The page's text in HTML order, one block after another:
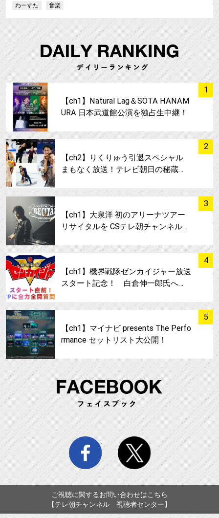
わーすた
音楽
1
【ch1】Natural Lag＆SOTA HANAM
URA 日本武道館公演を独占生中継！
2
サムネイル
【ch2】りくりゅう引退スペシャル
まもなく放送！テレビ朝日の秘蔵…
3
【ch1】大泉洋 初のアリーナツアー
リサイタルを CSテレ朝チャンネル…
4
サムネイル
【ch1】機界戦隊ゼンカイジャー放送
スタート記念！ 白倉伸一郎氏へ…
5
【ch1】マイナビ presents The Perfo
rmance セットリスト大公開！
facebook twitter
ご視聴に関するお問い合わせはこちら
【テレ朝チャンネル 視聴者センター】